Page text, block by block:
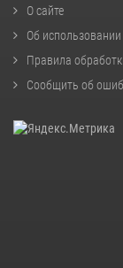
О сайте
Об
Правила
Сообщить об